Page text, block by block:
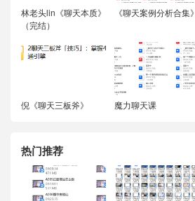
林老头lin《聊天本质》
（完结）
《聊天案例分析合集》
倪《聊天三板斧》 魔力聊天课
热门推荐